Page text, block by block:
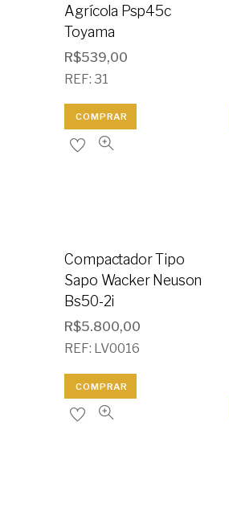
Agrícola Psp45c
Toyama
R$539,00
REF: 31
COMPRAR
Compactador Tipo
Sapo Wacker Neuson
Bs50-2i
R$5.800,00
REF: LV0016
COMPRAR